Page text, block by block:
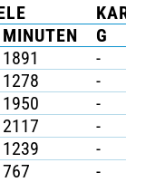
MINUTEN G
1891 -
1278 -
1950 -
2117 -
1239 -
767 -